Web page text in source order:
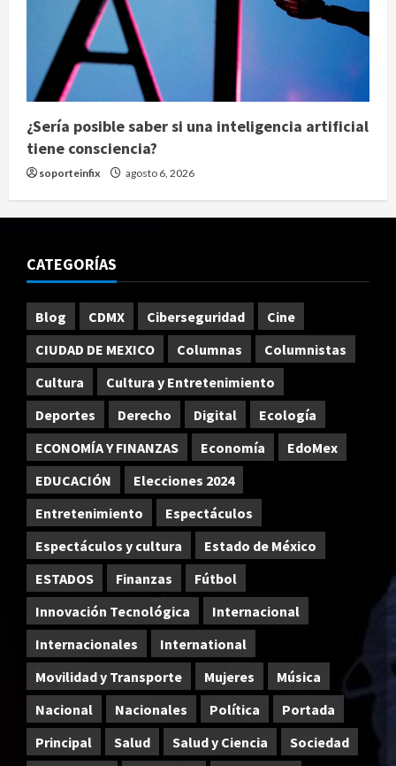
¿Sería posible saber si una inteligencia artificial
tiene consciencia?
soporteinfix agosto 6, 2026
CATEGORÍAS
Blog CDMX Ciberseguridad
Cine
CIUDAD DE MEXICO
Columnas
Columnistas
Cultura
Cultura y Entretenimiento
Deportes
Derecho Digital
Ecología
ECONOMÍA Y FINANZAS
Economía
EdoMex
EDUCACIÓN
Elecciones 2024
Entretenimiento
Espectáculos
Espectáculos y cultura
Estado de México
ESTADOS
Finanzas
Fútbol
Innovación Tecnológica
Internacional
Internacionales
International
Movilidad y Transporte
Mujeres
Música
Nacional
Nacionales Política
Portada
Principal
Salud Salud y Ciencia
Sociedad